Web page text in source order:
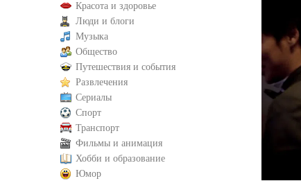
Красота и здоровье
Люди и блоги
Музыка
Общество
Путешествия и события
Развлечения
Сериалы
Спорт
Транспорт
Фильмы и анимация
Хобби и образование
Юмор